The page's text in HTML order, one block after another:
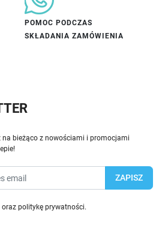
POMOC PODCZAS
SKŁADANIA ZAMÓWIENIA
bieżąco z nowościami i promocjami
oraz politykę prywatności.